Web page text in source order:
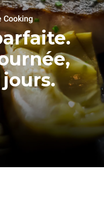
Cooking